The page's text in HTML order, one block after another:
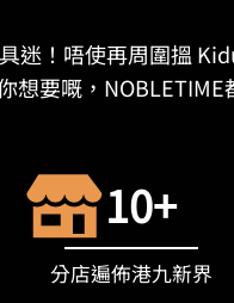
具迷！唔使再周圍搵
想要嘅，NOBLETIME
10+
分店遍佈港九新界